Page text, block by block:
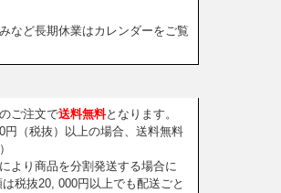
など長期休業はカレンダーをご覧
ご注文で送料無料となります。
円（税抜）以上の場合、送料無料
より商品を分割発送する場合に
税抜20, 000円以上でも配送ごと